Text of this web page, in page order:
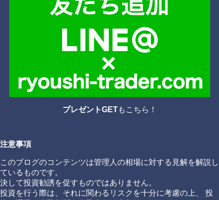
プレゼントGETもこちら！
注意事項
このブログのコンテンツは管理人の相場に対する見解を解説し
ているものです。
決して投資勧誘を促すものではありません。
投資を行う際は、それに関わるリスクを十分に考慮の上、 投